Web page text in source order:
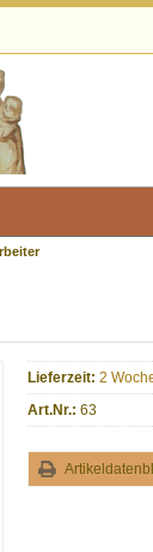
Lieferzeit: 2
Art.Nr.: 63